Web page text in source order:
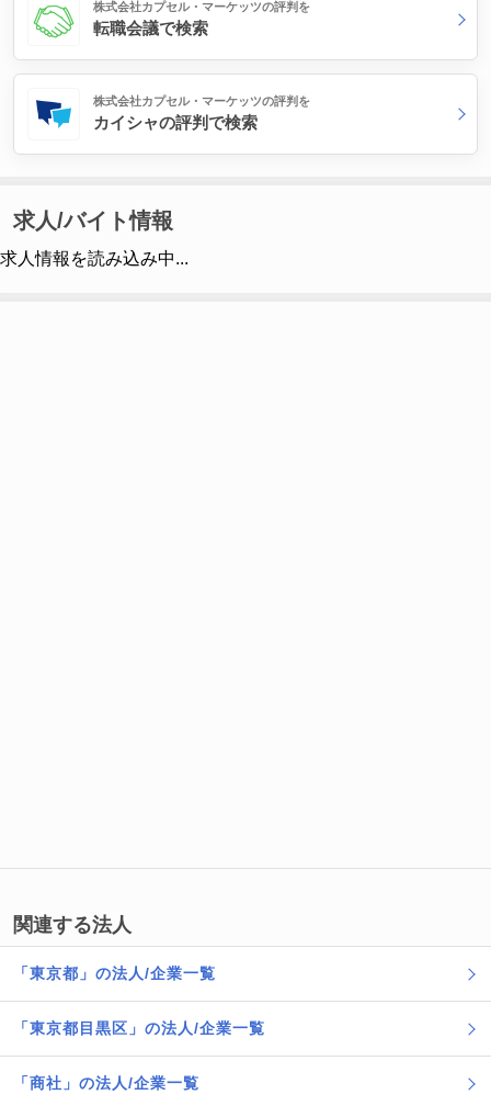
株式会社カプセル・マーケッツの評判を
転職会議で検索
株式会社カプセル・マーケッツの評判を
カイシャの評判で検索
求人/バイト情報
求人情報を読み込み中...
関連する法人
「東京都」の法人/企業一覧
「東京都目黒区」の法人/企業一覧
「商社」の法人/企業一覧